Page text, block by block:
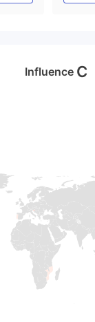
Influence C